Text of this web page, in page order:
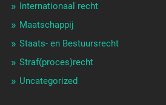
Internationaal recht
Maatschappij
Staats- en Bestuursrecht
Straf(proces)recht
Uncategorized